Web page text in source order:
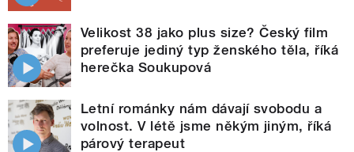
Velikost 38 jako plus size? Český film
preferuje jediný typ ženského těla, říká
herečka Soukupová
Letní románky nám dávají svobodu a
volnost. V létě jsme někým jiným, říká
párový terapeut